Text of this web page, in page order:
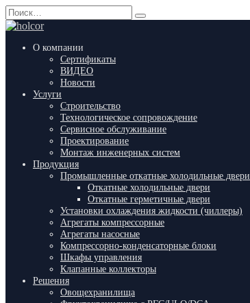
Перейти
к
Search
for:
О компании
Сертификаты
ВИДЕО
Новости
Услуги
Строительство
Технологическое сопровождение
Сервисное обслуживание
Проектирование
Монтаж инженерных систем
Продукция
Промышленные откатные холодильные двери
Откатные холодильные двери
Откатные герметичные двери
Установки охлаждения жидкости (чиллеры)
Агрегаты компрессорные
Агрегаты насосные
Компрессорно-конденсаторные блоки
Шкафы управления
Клапанные коллекторы
Решения
Овощехранилища